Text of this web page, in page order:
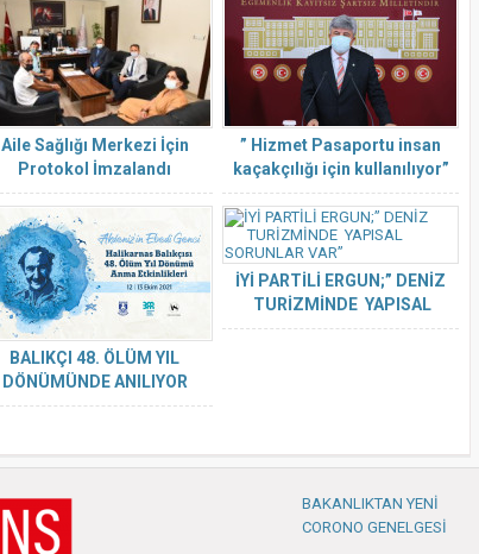
Aile Sağlığı Merkezi İçin
Protokol İmzalandı
” Hizmet Pasaportu insan
kaçakçılığı için kullanılıyor”
BALIKÇI 48. ÖLÜM YIL
DÖNÜMÜNDE ANILIYOR
İYİ PARTİLİ ERGUN;” DENİZ
TURİZMİNDE YAPISAL
SORUNLAR VAR”
BAKANLIKTAN YENİ
CORONO GENELGESİ